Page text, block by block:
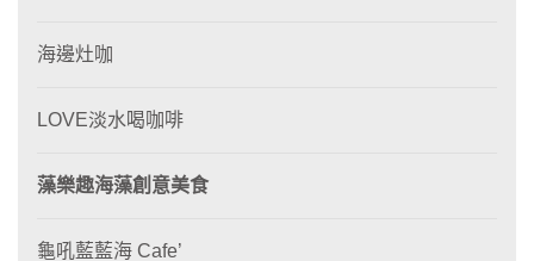
海邊灶咖
LOVE淡水喝咖啡
藻樂趣海藻創意美食
龜吼藍藍海 Cafe’